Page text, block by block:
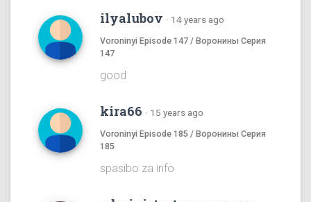
ilyalubov · 14 years ago
Voroninyi Episode 147 / Воронины Серия
147
good
kira66 · 15 years ago
Voroninyi Episode 185 / Воронины Серия
185
spasibo za info